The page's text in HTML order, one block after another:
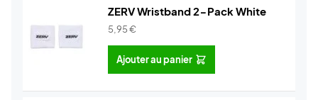
ZERV Wristband 2-Pack White
5,95€
Ajouter au panier